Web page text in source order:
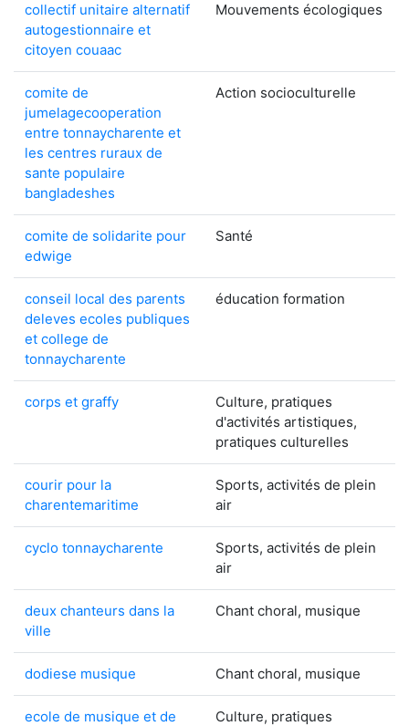
collectif unitaire alternatif
autogestionnaire et
citoyen couaac
Mouvements écologiques
comite de
jumelagecooperation
entre tonnaycharente et
les centres ruraux de
sante populaire
bangladeshes
Action socioculturelle
comite de solidarite pour
edwige
Santé
conseil local des parents
deleves ecoles publiques
et college de
tonnaycharente
éducation formation
corps et graffy
Culture, pratiques
d'activités artistiques,
pratiques culturelles
courir pour la
charentemaritime
Sports, activités de plein
air
cyclo tonnaycharente
Sports, activités de plein
air
deux chanteurs dans la
ville
Chant choral, musique
dodiese musique Chant choral, musique
ecole de musique et de
Culture, pratiques